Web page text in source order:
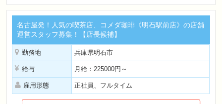
名古屋発！人気の喫茶店、コメダ珈琲《明石駅前店》の店舗
運営スタッフ募集！【店長候補】
勤務地 兵庫県明石市
給与 月給：225000円～
雇用形態 正社員、フルタイム